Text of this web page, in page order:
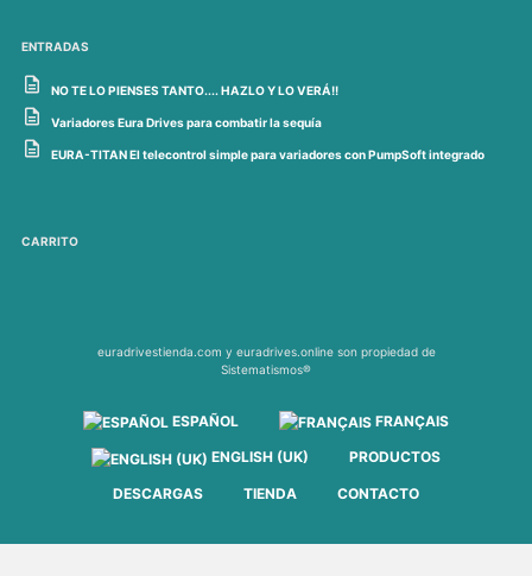
ENTRADAS
NO TE LO PIENSES TANTO.... HAZLO Y LO VERÁ!!
Variadores Eura Drives para combatir la sequía
EURA-TITAN El telecontrol simple para variadores con PumpSoft integrado
CARRITO
euradrivestienda.com y euradrives.online son propiedad de
Sistematismos®
ESPAÑOL FRANÇAIS
ENGLISH (UK) PRODUCTOS
DESCARGAS TIENDA CONTACTO